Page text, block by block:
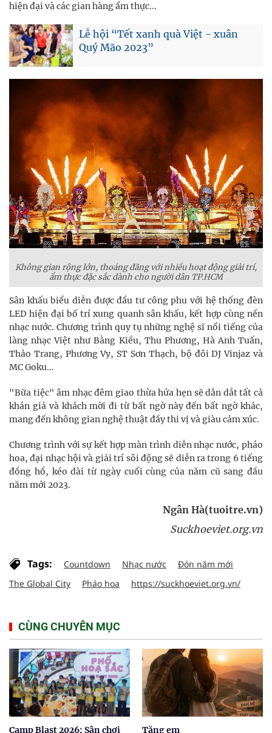
hiện đại và các gian hàng ẩm thực...
Lễ hội “Tết xanh quà Việt - xuân
Quý Mão 2023”
Không gian rộng lớn, thoáng đãng với nhiều hoạt động giải trí,
ẩm thực đặc sắc dành cho người dân TP.HCM
Sân khấu biểu diễn được đầu tư công phu với hệ thống đèn
LED hiện đại bố trí xung quanh sân khấu, kết hợp cùng nền
nhạc nước. Chương trình quy tụ những nghệ sĩ nổi tiếng của
làng nhạc Việt như Bằng Kiều, Thu Phương, Hà Anh Tuấn,
Thảo Trang, Phương Vy, ST Sơn Thạch, bộ đôi DJ Vinjaz và
MC Goku…
"Bữa tiệc" âm nhạc đêm giao thừa hứa hẹn sẽ dẫn dắt tất cả
khán giả và khách mời đi từ bất ngờ này đến bất ngờ khác,
mang đến không gian nghệ thuật đầy thi vị và giàu cảm xúc.
Chương trình với sự kết hợp màn trình diễn nhạc nước, pháo
hoa, đại nhạc hội và giải trí sôi động sẽ diễn ra trong 6 tiếng
đồng hồ, kéo dài từ ngày cuối cùng của năm cũ sang đầu
năm mới 2023.
Ngân Hà(tuoitre.vn)
Suckhoeviet.org.vn
Tags: Countdown Nhạc nước
Đón năm mới
The Global City
Pháo hoa https://suckhoeviet.org.vn/
CÙNG CHUYÊN MỤC
Camp Blast 2026: Sân chơi Tặng em